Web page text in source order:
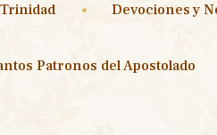
Devociones y
Patronos del Apostolado